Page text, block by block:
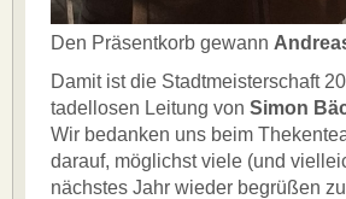
Den Präsentkorb gewann
Damit ist die Stadtmeisterschaft
tadellosen Leitung von Simon
Wir bedanken uns beim
darauf, möglichst viele (und
nächstes Jahr wieder begrüßen